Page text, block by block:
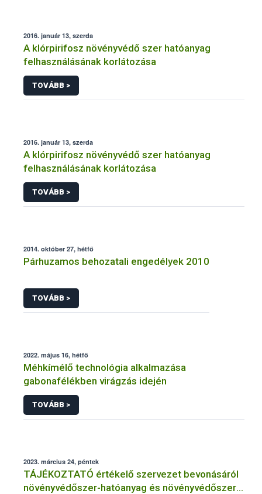
2016. január 13, szerda
A klórpirifosz növényvédő szer hatóanyag
felhasználásának korlátozása
TOVÁBB >
2016. január 13, szerda
A klórpirifosz növényvédő szer hatóanyag
felhasználásának korlátozása
TOVÁBB >
2014. október 27, hétfő
Párhuzamos behozatali engedélyek 2010
TOVÁBB >
2022. május 16, hétfő
Méhkímélő technológia alkalmazása
gabonafélékben virágzás idején
TOVÁBB >
2023. március 24, péntek
TÁJÉKOZTATÓ értékelő szervezet bevonásáról
növényvédőszer-hatóanyag és növényvédőszer